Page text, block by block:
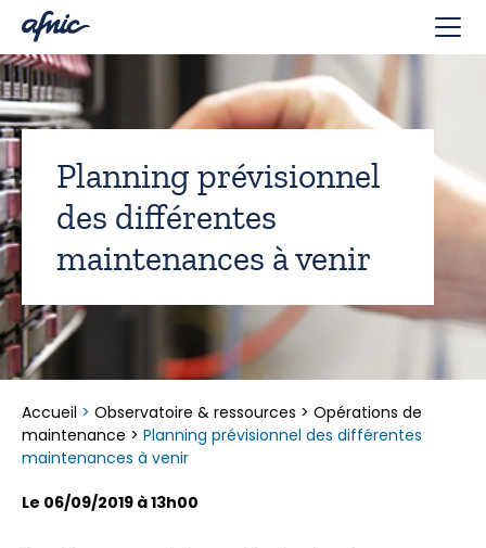
Planning prévisionnel
des différentes
maintenances à venir
Accueil > Observatoire & ressources > Opérations de
maintenance > Planning prévisionnel des différentes
maintenances à venir
Le 06/09/2019 à 13h00
Panneau de gestion des cookies